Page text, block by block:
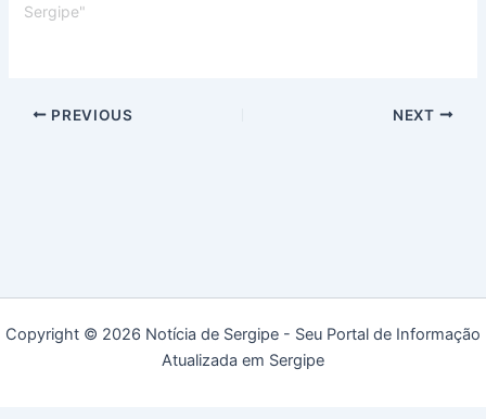
Sergipe"
PREVIOUS NEXT
Copyright © 2026 Notícia de Sergipe - Seu Portal de Informação
Atualizada em Sergipe